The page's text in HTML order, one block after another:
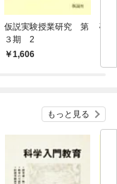
仮説実験授業研究 第
３期 2
1,606
磁
もっと見る